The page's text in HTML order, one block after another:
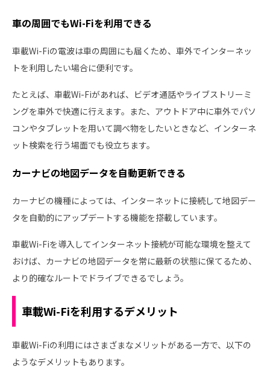
車の周囲でもWi-Fiを利用できる
車載Wi-Fiの電波は車の周囲にも届くため、車外でインターネッ
トを利用したい場合に便利です。
たとえば、車載Wi-Fiがあれば、ビデオ通話やライブストリーミ
ングを車外で快適に行えます。また、アウトドア中に車外でパソ
コンやタブレットを用いて調べ物をしたいときなど、インターネ
ット検索を行う場面でも役立ちます。
カーナビの地図データを自動更新できる
カーナビの機種によっては、インターネットに接続して地図デー
タを自動的にアップデートする機能を搭載しています。
車載Wi-Fiを導入してインターネット接続が可能な環境を整えて
おけば、カーナビの地図データを常に最新の状態に保てるため、
より的確なルートでドライブできるでしょう。
車載Wi-Fiを利用するデメリット
車載Wi-Fiの利用にはさまざまなメリットがある一方で、以下の
ようなデメリットもあります。